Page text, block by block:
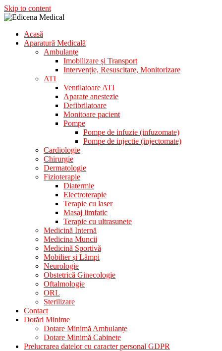
Skip to content
Edicena Medical
Aparatura Medicala
Acasă
Aparatură Medicală
Ambulanțe
Imobilizare și Transport
Intervenție, Resuscitare, Monitorizare
ATI
Ventilatoare ATI
Aparate anestezie
Defibrilatoare
Monitoare pacient
Pompe
Pompe de infuzie (infuzomate)
Pompe de injectie (injectomate)
Cardiologie
Chirurgie
Dermatologie
Fizioterapie
Diatermie
Electroterapie
Terapie cu laser
Masaj limfatic
Terapie cu ultrasunete
Medicină Internă
Medicina Muncii
Medicină Sportivă
Mobilier și Lămpi
Neurologie
Obstetrică Ginecologie
Oftalmologie
ORL
Sterilizare
Contact
Dotări Minime
Dotare Minimă Ambulanțe
Dotare Minimă Cabinete
Prelucrarea datelor cu caracter personal GDPR